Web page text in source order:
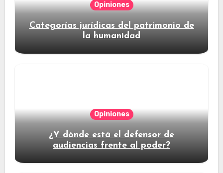
Opiniones
Categorías jurídicas del patrimonio de
la humanidad
Opiniones
¿Y dónde está el defensor de
audiencias frente al poder?